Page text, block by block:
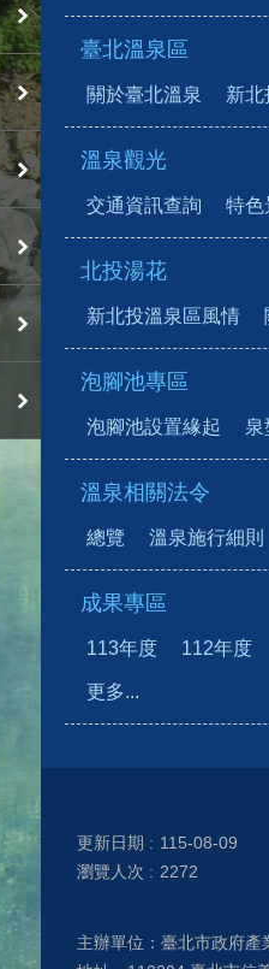
臺北溫泉區
關於臺北溫泉 新北
溫泉觀光
交通資訊查詢 特色
北投湯花
新北投溫泉區風情
泡腳池專區
泡腳池設置緣起 泉
溫泉相關法令
總覽 溫泉施行細則
成果專區
113年度 112年度
更多...
更新日期
115-08-09
瀏覽人次
2272
主辦單位：臺北市政府產